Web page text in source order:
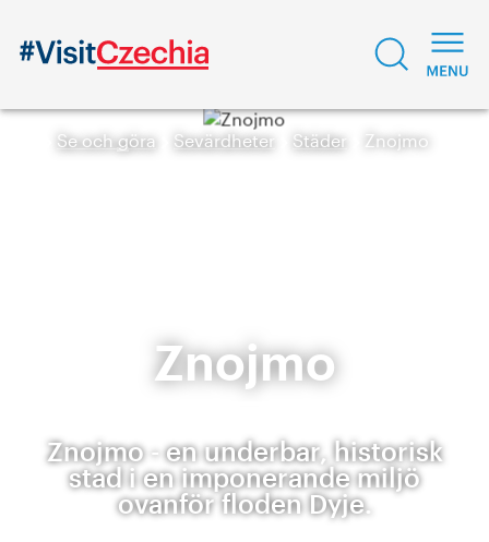
Se och göra Sevärdheter Städer Znojmo
Znojmo
Znojmo - en underbar, historisk
stad i en imponerande miljö
ovanför floden Dyje.